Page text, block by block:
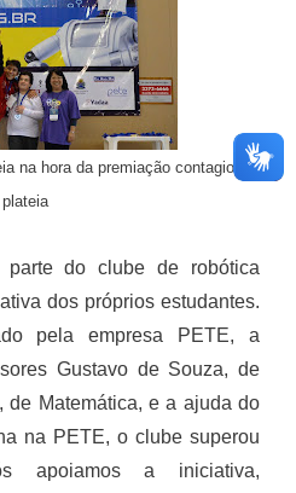
na hora da premiação contagiou a
plateia
do clube de robótica
dos próprios estudantes.
pela empresa PETE, a
Gustavo de Souza, de
de Matemática, e a ajuda do
na PETE, o clube superou
apoiamos a iniciativa,